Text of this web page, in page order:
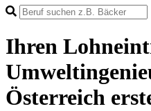
Ihren
Österreich